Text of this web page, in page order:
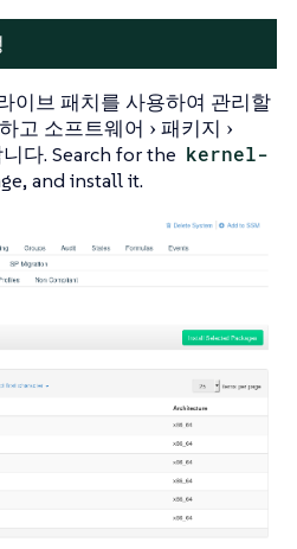
이브 패치를 사용하여 관리할
고 소프트웨어
패키지
다. Search for the kernel-
and install it.